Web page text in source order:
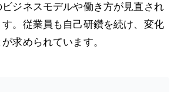
ジネスモデルや働き方が見直され
。従業員も自己研鑽を続け、変化
求められています。